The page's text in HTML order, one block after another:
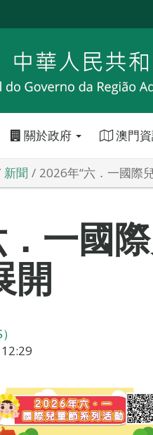
關於政府 澳門
新聞 2026年“六．一國際
一國
開